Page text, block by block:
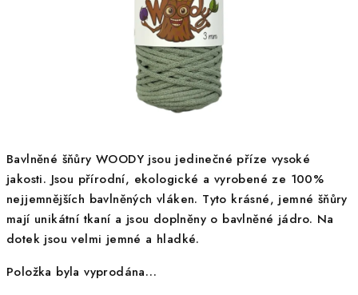
Bavlněné šňůry WOODY jsou jedinečné příze vysoké
jakosti. Jsou přírodní, ekologické a vyrobené ze 100%
nejjemnějších bavlněných vláken. Tyto krásné, jemné šňůry
mají unikátní tkaní a jsou doplněny o bavlněné jádro. Na
dotek jsou velmi jemné a hladké.
Položka byla vyprodána…